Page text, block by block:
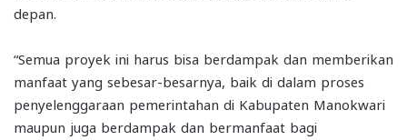
depan.
“Semua proyek ini harus bisa berdampak dan memberikan
manfaat yang sebesar-besarnya, baik di dalam proses
penyelenggaraan pemerintahan di Kabupaten Manokwari
maupun juga berdampak dan bermanfaat bagi